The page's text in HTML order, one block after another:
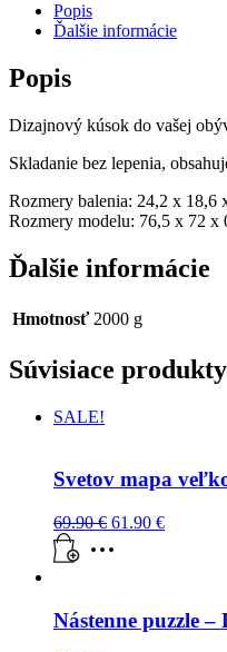
Popis
Ďalšie informácie
Popis
Dizajnový kúsok do vašej
Skladanie bez lepenia,
Rozmery balenia: 24,2 x 18,6
Rozmery modelu: 76,5 x 72 x
Ďalšie informácie
Hmotnosť 2000 g
Súvisiace produkty
SALE!
Svetov mapa
69.90€ 61.90 €
Nástenne puzzle